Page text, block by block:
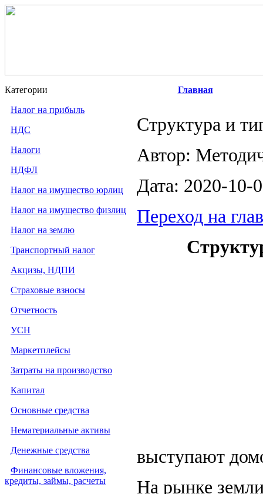
Категории
Налог на прибыль
НДС
Налоги
НДФЛ
Налог на имущество юрлиц
Налог на имущество физлиц
Налог на землю
Транспортный налог
Акцизы, НДПИ
Страховые взносы
Отчетность
УСН
Маркетплейсы
Затраты на производство
Капитал
Основные средства
Нематериальные активы
Денежные средства
Финансовые вложения,
кредиты, займы, расчеты
Главная
Структура и
Автор:
Дата: 2020-10-
Переход на
выступают
На рынке